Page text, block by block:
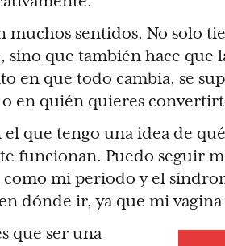
muchos sentidos. No solo
que también hace que
en que todo cambia, se
en quién quieres
que tengo una idea de
funcionan. Puedo seguir
como mi período y el
dónde ir, ya que mi vagina
que ser una